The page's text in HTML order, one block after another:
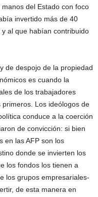
del Estado con foco
invertido más de 40
al que habían contribuido
de despojo de la propiedad
es cuando la
de los trabajadores
Los ideólogos de
conduce a la coerción
de convicción: si bien
en las AFP son los
donde se invierten los
los fondos los tienen a
los grupos empresariales-
de esta manera en